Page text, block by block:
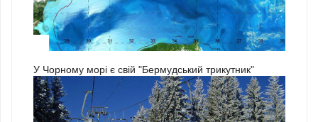
У Чорному морі є свій "Бермудський трикутник"